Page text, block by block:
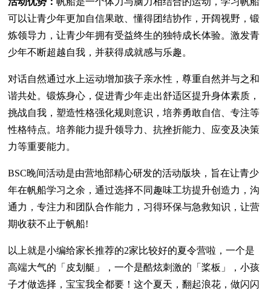
可以让青少年更加自信果敢、懂得团结协作，开阔视野，锻
炼领导力，让青少年拥有受益终生的独特成长体验。激发青
少年不断超越自我，并获得成就感与乐趣。
对话自然通过水上运动增加孩子亲水性，尊重自然并与之和
谐共处。锻炼身心，促进青少年走出舒适区提升身体素质，
挑战自我，塑造性格强化规则意识，培养勇敢自信、专注等
性格特点。培养能力提升领导力、抗挫折能力、应变及决策
力等重要能力。
BSC晚间活动是由营地部精心研发的活动版块，旨在让青少
年在帆船学习之余，通过选择不同趣味工坊提升创造力，沟
通力，专注力和团队合作能力，习得环保与急救知识，让营
期收获不止于帆船!
以上就是小编给家长推荐的2家比较好的夏令营啦，一个是
高端大气的「皮划艇」，一个是酷炫刺激的「桨板」，小孩
子才做选择，宝宝我全都要！这个夏天，翻起浪花，做闪闪